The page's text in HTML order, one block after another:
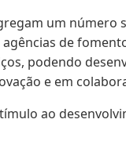
um número
de
podendo
e em
ao